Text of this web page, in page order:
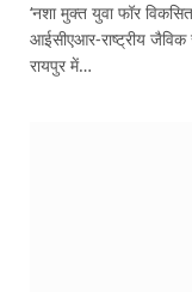
‘नशा मुक्त युवा फॉर
आईसीएआर-राष्ट्रीय
रायपुर में…